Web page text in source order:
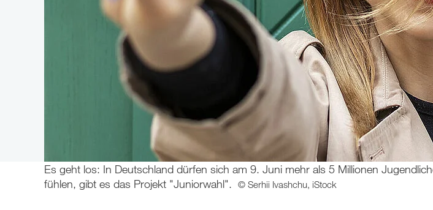
Es geht los: In Deutschland dürfen sich am 9. Juni mehr als 5 Millionen
fühlen, gibt es das Projekt "Juniorwahl".
© Serhii Ivashchu, iStock